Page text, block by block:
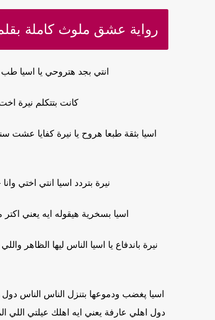
رواية عشق ملوث كاملة
انتي بجد هتروحي يا اسيا
كانت بتتكلم نيرة
اسيا بثقة طبعا هروح يا نيرة كفايا
نيرة بتردد اسيا انتي اختي
اسيا بسخرية هيقوله ايه يعني
نيرة باندفاع يا اسيا الناس ليها الظاهر
اسيا پغضب ودموعها بتنزل الناس الناس
دول اهلي عارفة يعني ايه اهلك عيلتي اللي